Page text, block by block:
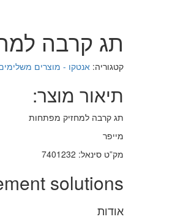
תג קרבה
קטגוריה: אנטקו - מוצרים
תיאור מוצר:
תג קרבה למחזיק מפתחות
מייפר
מק”ט סינאל: 7401232
solutions
אודות